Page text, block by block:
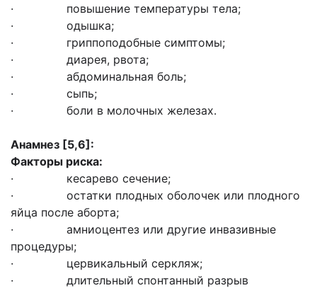
· повышение температуры тела;
· одышка;
· гриппоподобные симптомы;
· диарея, рвота;
· абдоминальная боль;
· сыпь;
· боли в молочных железах.
Анамнез [5,6] :
Факторы риска:
· кесарево сечение;
· остатки плодных оболочек или плодного
яйца после аборта;
· амниоцентез или другие инвазивные
процедуры;
· цервикальный серкляж;
· длительный спонтанный разрыв